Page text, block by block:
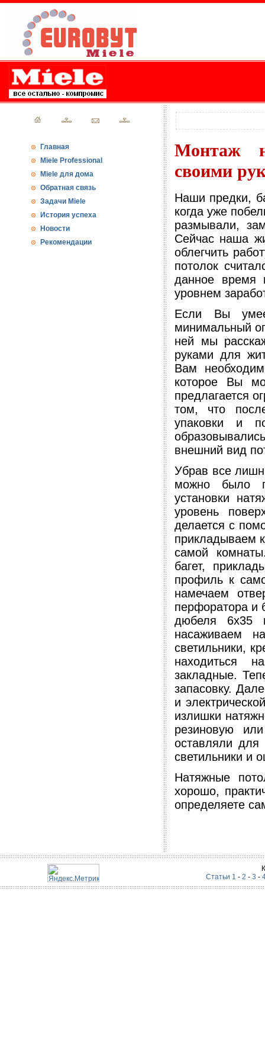
Главная
Miele Professional
Miele для дома
Обратная связь
Задачи Miele
История успеха
Новости
Рекомендации
Монтаж
своими
Наши предки,
когда уже
размывали,
Сейчас наша
облегчить
потолок
данное время
уровнем
Если Вы
минимальный
ней мы
руками для
Вам
которое Вы
предлагается
том, что
упаковки и
внешний вид
Убрав все
можно было
установки
уровень
делается с
прикладываем
самой
багет,
профиль к
намечаем
перфоратора и
дюбеля 6х35
насаживаем
светильники,
находиться
закладные.
запасовку.
и
излишки
резиновую
оставляли для
светильники и
Натяжные
хорошо,
определяете
Статьи 1 - 2 - 3 -